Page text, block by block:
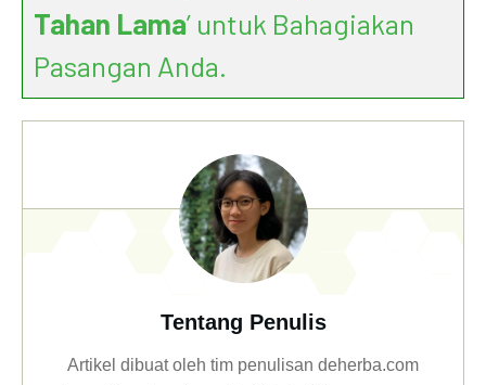
Tahan Lama’ untuk Bahagiakan
Pasangan Anda.
Tentang Penulis
Artikel dibuat oleh tim penulisan deherba.com